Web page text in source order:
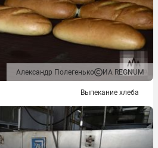
Александр Полегенько ИА REGNUM
Выпекание хлеба